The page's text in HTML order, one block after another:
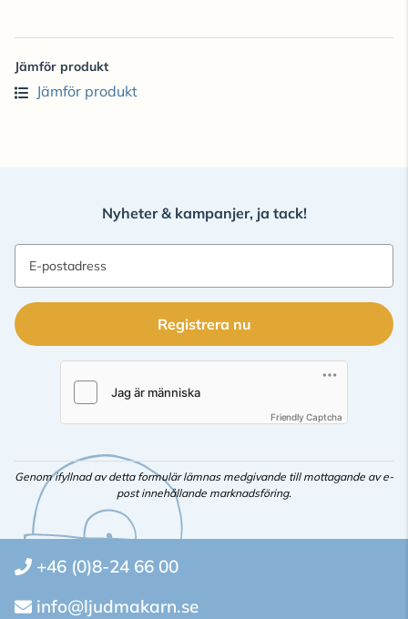
Jämför produkt
Jämför produkt
Nyheter & kampanjer, ja tack!
E-postadress
Registrera nu
Friendly Captcha
Genom ifyllnad av detta formulär lämnas medgivande till mottagande av e-
post innehållande marknadsföring.
+46 (0)8-24 66 00
info@ljudmakarn.se